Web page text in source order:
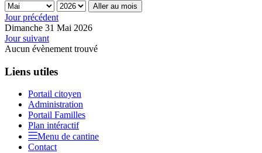
Aller au mois
Jour précédent
Dimanche 31 Mai 2026
Jour suivant
Aucun évènement trouvé
Liens utiles
Portail citoyen
Administration
Portail Familles
Plan intéractif
Menu de cantine
Contact